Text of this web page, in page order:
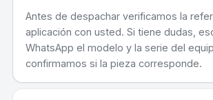
Antes de despachar verificamos la
aplicación con usted. Si tiene dudas,
WhatsApp el modelo y la serie del
confirmamos si la pieza corresponde.